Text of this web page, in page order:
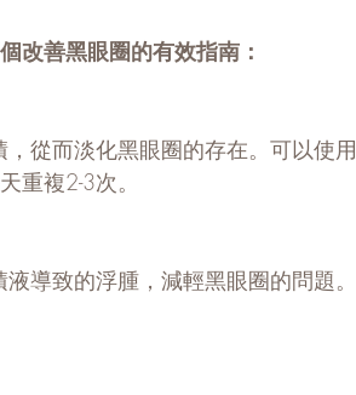
改善黑眼圈的有效指南：
從而淡化黑眼圈的存在。可以使用
重複2-3次。
導致的浮腫，減輕黑眼圈的問題。